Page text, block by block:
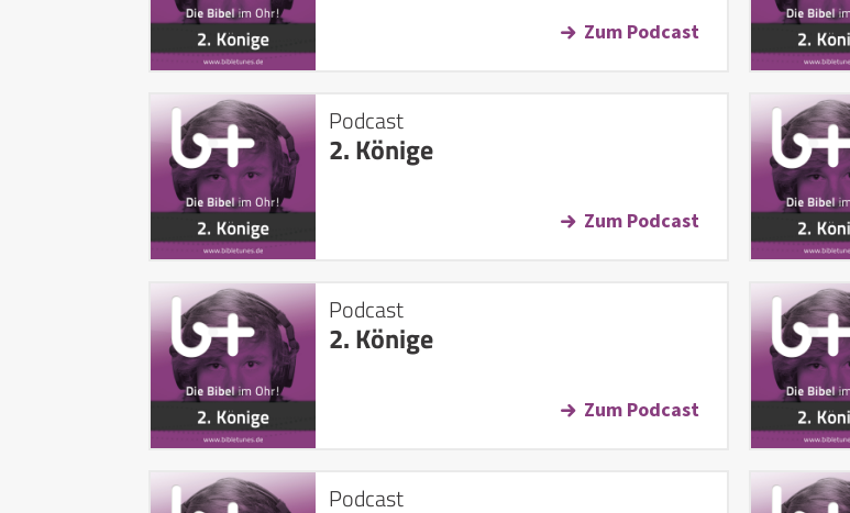
Zum Podcast
Podcast
2. Könige
Zum Podcast
Podcast
2. Könige
Zum Podcast
Podcast